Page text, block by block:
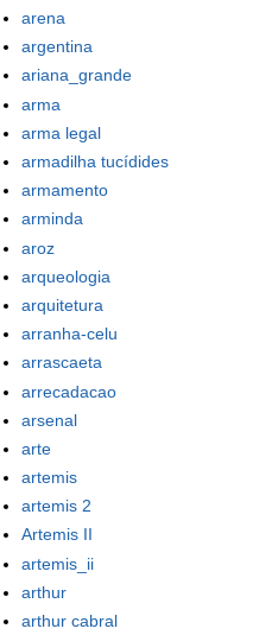
arena
argentina
ariana_grande
arma
arma legal
armadilha tucídides
armamento
arminda
aroz
arqueologia
arquitetura
arranha-celu
arrascaeta
arrecadacao
arsenal
arte
artemis
artemis 2
Artemis II
artemis_ii
arthur
arthur cabral